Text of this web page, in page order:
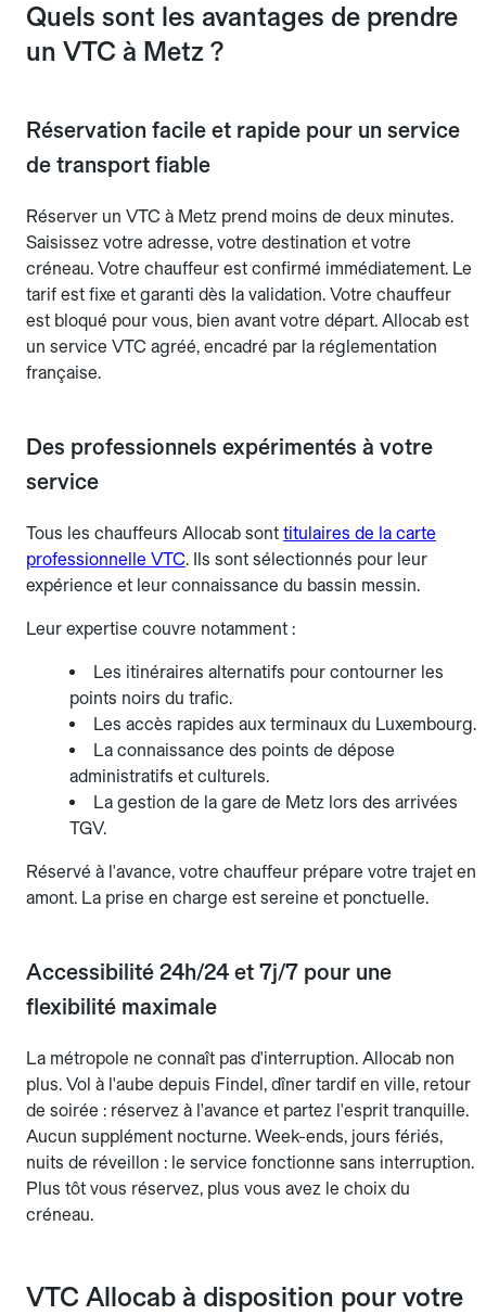
Quels sont les avantages de prendre
un VTC à Metz ?
Réservation facile et rapide pour un service
de transport fiable
Réserver un VTC à Metz prend moins de deux minutes.
Saisissez votre adresse, votre destination et votre
créneau. Votre chauffeur est confirmé immédiatement. Le
tarif est fixe et garanti dès la validation. Votre chauffeur
est bloqué pour vous, bien avant votre départ. Allocab est
un service VTC agréé, encadré par la réglementation
française.
Des professionnels expérimentés à votre
service
Tous les chauffeurs Allocab sont titulaires de la carte
professionnelle VTC. Ils sont sélectionnés pour leur
expérience et leur connaissance du bassin messin.
Leur expertise couvre notamment :
Les itinéraires alternatifs pour contourner les
points noirs du trafic.
Les accès rapides aux terminaux du Luxembourg.
La connaissance des points de dépose
administratifs et culturels.
La gestion de la gare de Metz lors des arrivées
TGV.
Réservé à l'avance, votre chauffeur prépare votre trajet en
amont. La prise en charge est sereine et ponctuelle.
Accessibilité 24h/24 et 7j/7 pour une
flexibilité maximale
La métropole ne connaît pas d'interruption. Allocab non
plus. Vol à l'aube depuis Findel, dîner tardif en ville, retour
de soirée : réservez à l'avance et partez l'esprit tranquille.
Aucun supplément nocturne. Week-ends, jours fériés,
nuits de réveillon : le service fonctionne sans interruption.
Plus tôt vous réservez, plus vous avez le choix du
créneau.
VTC Allocab à disposition pour votre